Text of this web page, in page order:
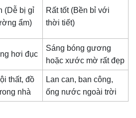
(Dễ bị gỉ
ẩm)
Rất tốt (Bền bỉ với
thời tiết)
hơi đục
Sáng bóng gương
hoặc xước mờ rất đẹp
thất, đồ
nhà
Lan can, ban công,
ống nước ngoài trời